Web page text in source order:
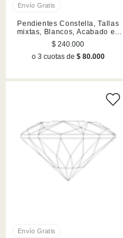
Pendientes Constella, Tallas
mixtas, Blancos, Acabado en
rodio
$ 240.000
o 3 cuotas de $ 80.000